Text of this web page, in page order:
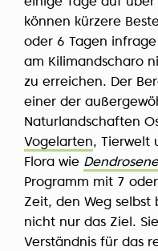
einige Tage auf
können kürzere
oder 6 Tagen
am Kilimandscharo
zu erreichen. Der
einer der
Naturlandschaften
Vogelarten, Tierwelt
Flora wie
Programm mit 7
Zeit, den Weg selbst
nicht nur das Ziel.
Verständnis für das